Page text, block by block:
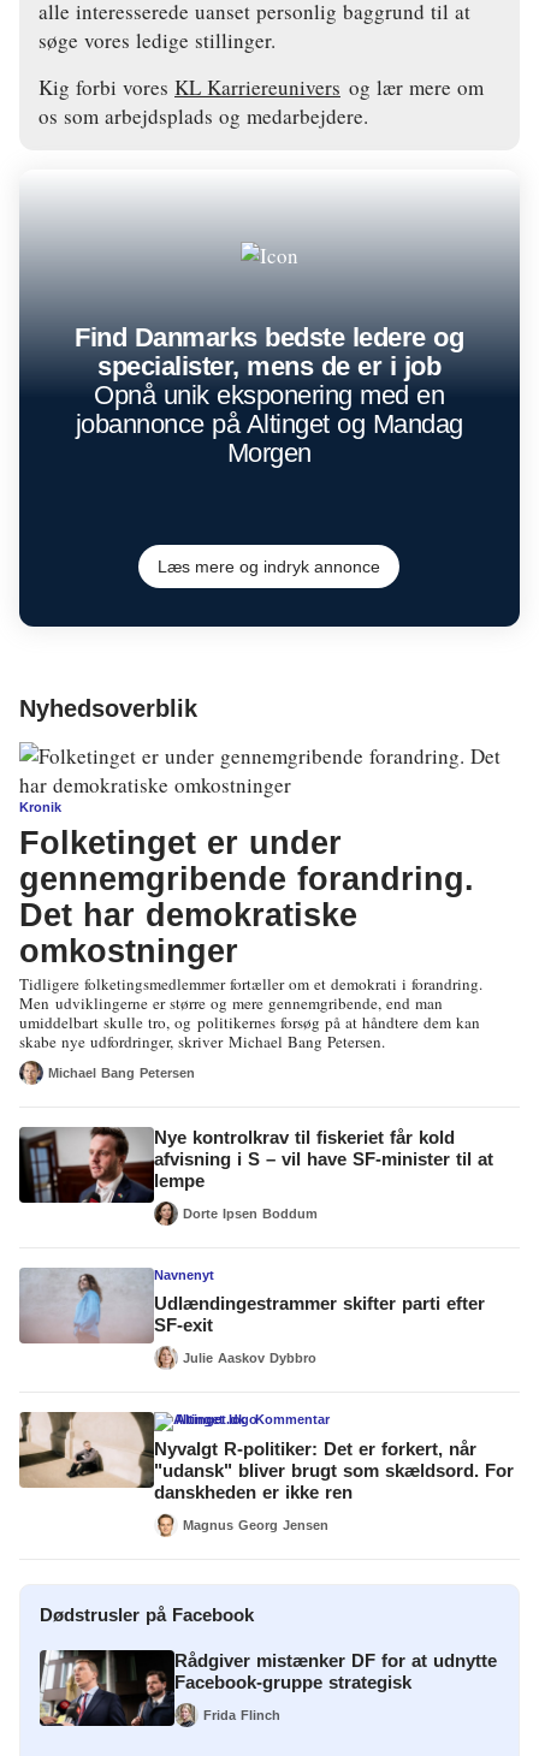
alle interesserede uanset personlig baggrund til at
søge vores ledige stillinger.
Kig forbi vores KL Karriereunivers og lær mere om
os som arbejdsplads og medarbejdere.
Find Danmarks bedste ledere og
specialister, mens de er i job
Opnå unik eksponering med en
jobannonce på Altinget og Mandag
Morgen
Læs mere og indryk annonce
Nyhedsoverblik
Kronik
Folketinget er under
gennemgribende forandring.
Det har demokratiske
omkostninger
Tidligere folketingsmedlemmer fortæller om et demokrati i forandring.
Men udviklingerne er større og mere gennemgribende, end man
umiddelbart skulle tro, og politikernes forsøg på at håndtere dem kan
skabe nye udfordringer, skriver Michael Bang Petersen.
Michael Bang Petersen
Nye kontrolkrav til fiskeriet får kold
afvisning i S – vil have SF-minister til at
lempe
Dorte Ipsen Boddum
Navnenyt
Udlændingestrammer skifter parti efter
SF-exit
Julie Aaskov Dybbro
Altinget.dk Kommentar
Nyvalgt R-politiker: Det er forkert, når
"udansk" bliver brugt som skældsord. For
danskheden er ikke ren
Magnus Georg Jensen
Dødstrusler på Facebook
Rådgiver mistænker DF for at udnytte
Facebook-gruppe strategisk
Frida Flinch